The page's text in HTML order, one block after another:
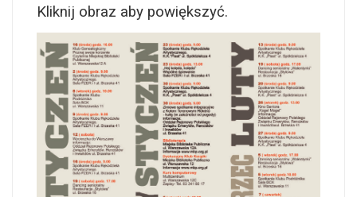
Kliknij obraz aby powiększyć.